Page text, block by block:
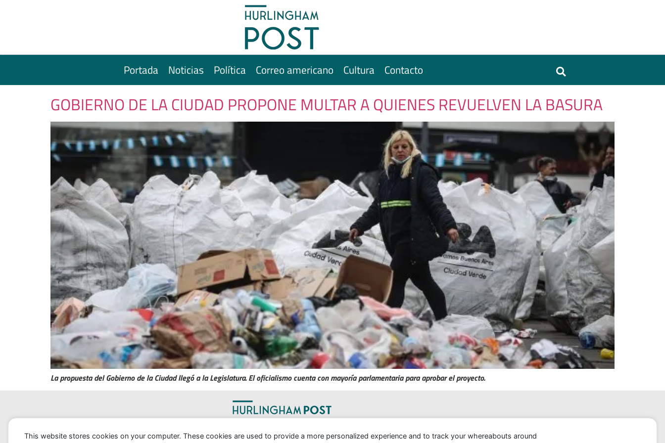
Portada Noticias Política Correo americano Cultura Contacto
GOBIERNO DE LA CIUDAD PROPONE MULTAR A QUIENES REVUELVEN LA BASURA
La propuesta del Gobierno de la Ciudad llegó a la Legislatura. El oficialismo cuenta con mayoría parlamentaria para aprobar el proyecto.
Portada Noticias Política Correo americano Cultura Contacto
This website stores cookies on your computer. These cookies are used to provide a more personalized experience and to track your whereabouts around